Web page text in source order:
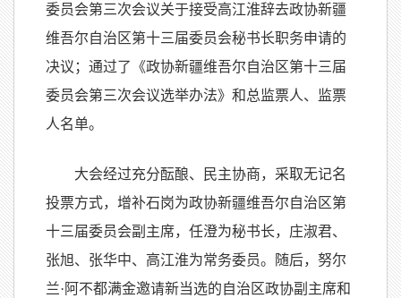
委员会第三次会议关于接受高江淮辞去政协新疆
维吾尔自治区第十三届委员会秘书长职务申请的
决议；通过了《政协新疆维吾尔自治区第十三届
委员会第三次会议选举办法》和总监票人、监票
人名单。
大会经过充分酝酿、民主协商，采取无记名
投票方式，增补石岗为政协新疆维吾尔自治区第
十三届委员会副主席，任澄为秘书长，庄淑君、
张旭、张华中、高江淮为常务委员。随后，努尔
兰·阿不都满金邀请新当选的自治区政协副主席和